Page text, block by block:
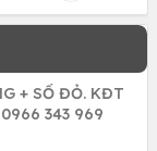
+ SỔ ĐỎ. KĐT
343 969